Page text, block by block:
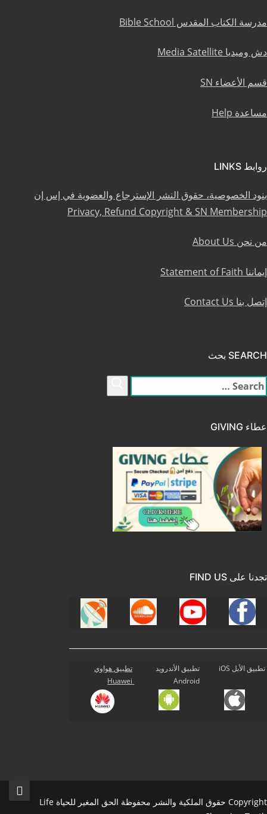
مدرسة الكتاب المقدس Bible School
دش وميديا Media Satellite
قسم الأعضاء SN
مساعدة Help
روابط LINKS
بنود الخصوصية، حقوق النشر الإسترجاع والعضوية في إس إن
Privacy, Refund Copyright & SN Membership
من نحن About Us
إيماننا Statement of Faith
إتصل بنا Contact Us
SEARCH بحث
البحث
عن:
عطاء GIVING
تجدنا على FIND US
تطبيق الأبل iOS
تطبيق الأندرويد
Android
تطبيق هواوي
Copyright حقوق الملكية والنشر محفوظة الحق المغير للحياة Life